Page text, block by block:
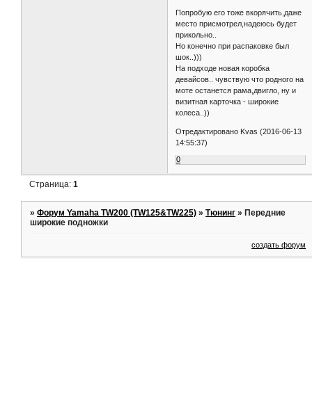
Попробую его тоже вкорячить,даже
место присмотрел,надеюсь будет
прикольно..
Но конечно при распаковке был
шок..)))
На подходе новая коробка
девайсов.. чувствую что родного на
моте останется рама,двигло, ну и
визитная карточка - широкие
колеса..))
Отредактировано Kvas (2016-06-13
14:55:37)
0
Страница:1
»Форум Yamaha TW200 (TW125&TW225) »Тюнинг » Передние
широкие подножки
создать форум